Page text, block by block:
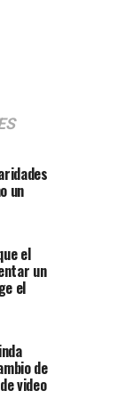
un
el
un
el
de
video